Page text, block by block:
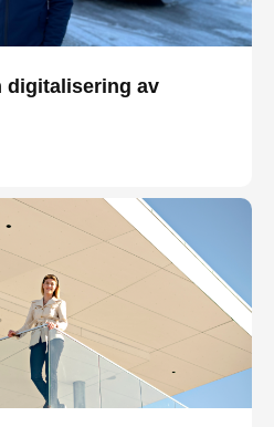
digitalisering av